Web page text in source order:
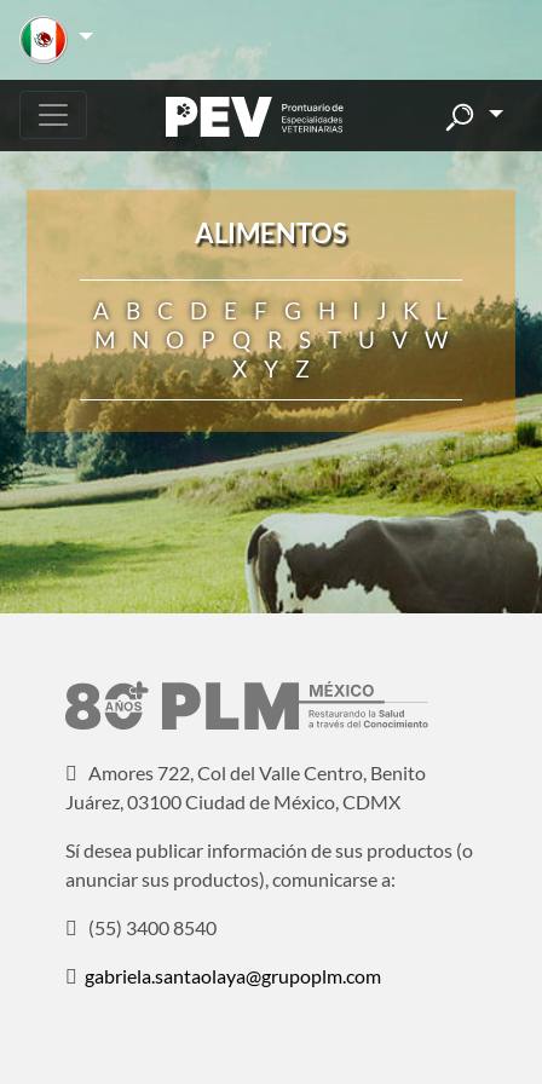
ALIMENTOS
A B C D E F G H I J K
L
M
N O P Q R S T U V
W
X
Y Z
Amores 722, Col del Valle Centro, Benito
Juárez, 03100 Ciudad de México, CDMX
Sí desea publicar información de sus productos (o
anunciar sus productos), comunicarse a:
(55) 3400 8540
gabriela.santaolaya@grupoplm.com